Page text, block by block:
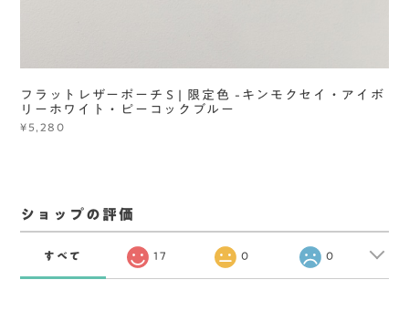
フラットレザーポーチＳ| 限定色 -キンモクセイ・アイボ
リーホワイト・ピーコックブルー
¥5,280
ショップの評価
すべて 17 0 0